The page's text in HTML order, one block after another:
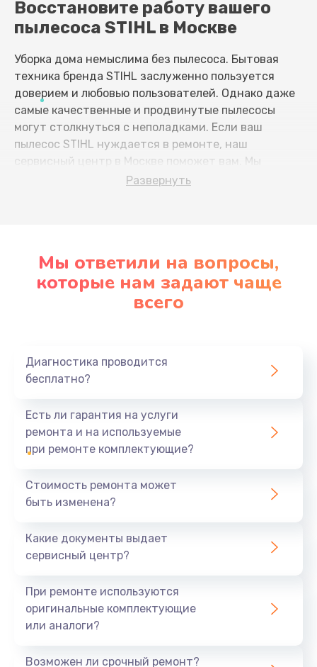
Восстановите работу вашего
пылесоса STIHL в Москве
Уборка дома немыслима без пылесоса. Бытовая
техника бренда STIHL заслуженно пользуется
доверием и любовью пользователей. Однако даже
самые качественные и продвинутые пылесосы
могут столкнуться с неполадками. Если ваш
пылесос STIHL нуждается в ремонте, наш
сервисный центр в Москве поможет вам. Мы
специализируемся на обслуживании и
Потеря всасывающей мощности или
неравномерное всасывание.
Неправильная работа мотора или проблемы с
Повреждения шлангов, насадок или проводов.
STIHL выгодно
Если ваш пылесос сломался, не волнуйтесь и
специалисты обладают большим опытом и
знаниями любых моделей пылесосов, даже тех,
используется самое современное оборудование,
рекомендованное производителем. Мы
Наши условия для ремонта пылесосов STIHL:
Использование оригинальных запчастей и
Развернуть
Мы ответили на вопросы,
которые нам задают чаще
всего
Диагностика проводится
бесплатно?
Есть ли гарантия на услуги
ремонта и на используемые
при ремонте комплектующие?
Стоимость ремонта может
быть изменена?
Какие документы выдает
сервисный центр?
При ремонте используются
оригинальные комплектующие
или аналоги?
Возможен ли срочный ремонт?